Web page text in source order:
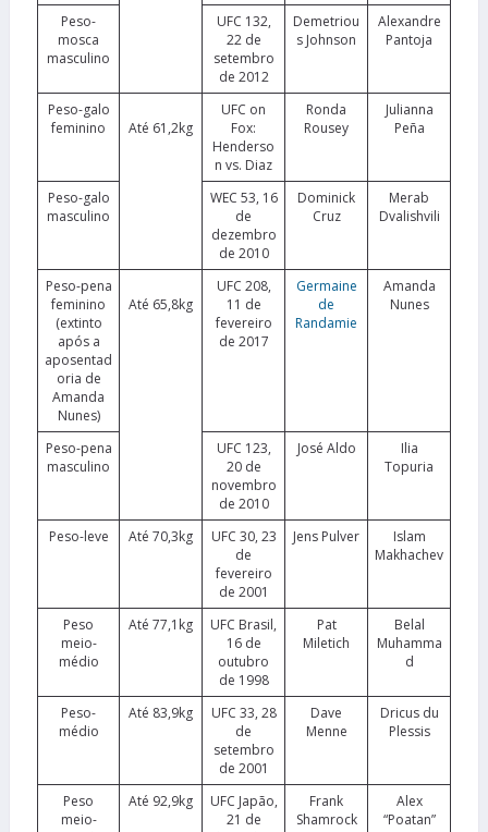
Peso-
mosca
masculino
UFC 132,
22 de
setembro
de 2012
Demetriou
s Johnson
Alexandre
Pantoja
Peso-galo
feminino
Até 61,2kg
UFC on
Fox:
Henderso
n vs. Diaz
Ronda
Rousey
Julianna
Peña
Peso-galo
masculino
WEC 53, 16
de
dezembro
de 2010
Dominick
Cruz
Merab
Dvalishvili
Peso-pena
feminino
(extinto
após a
aposentad
oria de
Amanda
Nunes)
Até 65,8kg
UFC 208,
11 de
fevereiro
de 2017
Germaine
de
Randamie
Amanda
Nunes
Peso-pena
masculino
UFC 123,
20 de
novembro
de 2010
José Aldo
Ilia
Topuria
Peso-leve Até 70,3kg
UFC 30, 23
de
fevereiro
de 2001
Jens Pulver
Islam
Makhachev
Peso
meio-
médio
Até 77,1kg
UFC Brasil,
16 de
outubro
de 1998
Pat
Miletich
Belal
Muhamma
d
Peso-
médio
Até 83,9kg
UFC 33, 28
de
setembro
de 2001
Dave
Menne
Dricus du
Plessis
Peso
meio-
Até 92,9kg
UFC Japão,
21 de
Frank
Shamrock
Alex
“Poatan”